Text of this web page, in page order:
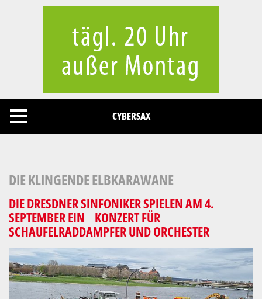
CYBERSAX
DIE KLINGENDE ELBKARAWANE
DIE DRESDNER SINFONIKER SPIELEN AM 4.
SEPTEMBER EIN KONZERT FÜR
SCHAUFELRADDAMPFER UND ORCHESTER
Cookies management panel